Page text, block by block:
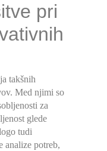
pri
takšnih
Med njimi so
za
glede
tudi
analize potreb,